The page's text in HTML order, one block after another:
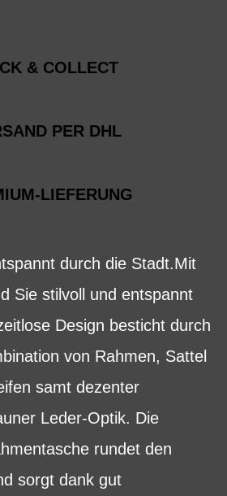
& COLLECT
PER DHL
LIEFERUNG
durch die Stadt.Mit
Sie stilvoll und entspannt
Design besticht durch
von Rahmen, Sattel
samt dezenter
Leder-Optik. Die
rundet den
sorgt dank gut